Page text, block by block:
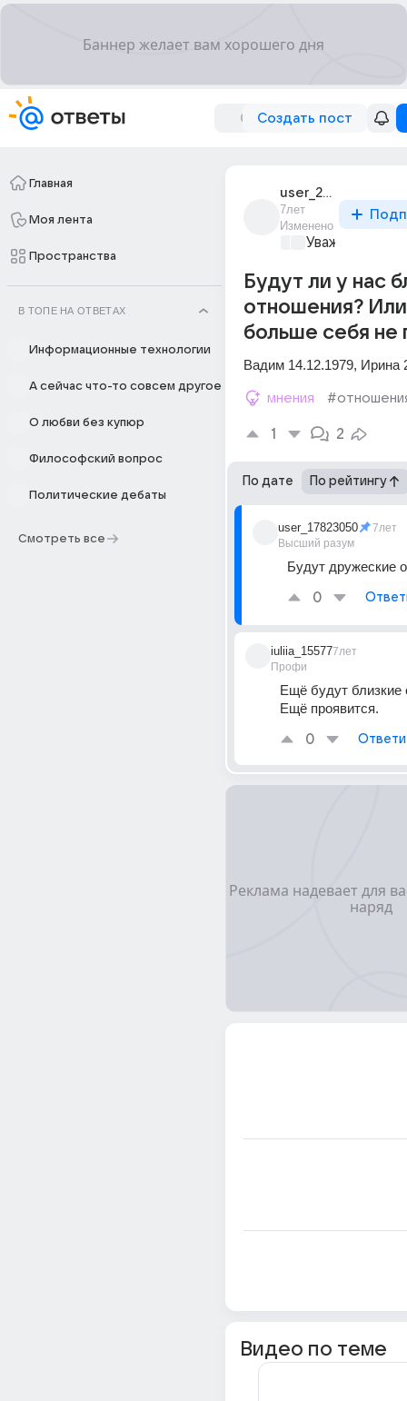
Создать пост
Главная
Моя лента
Пространства
В ТОПЕ НА ОТВЕТАХ
Информационные технологии
А сейчас что-то совсем другое
О любви без купюр
Философский вопрос
Политические дебаты
Смотреть все
user_254649653
7лет
Изменено
Уважаемый
Будут ли у нас
отношения?
больше себя не
Вадим 14.12.1979, Ирина
мнения
1 2
По дате По рейтингу
user_17823050
Высший разум
7лет
Будут дружеские
0
iuliia_15577
Профи
7лет
Ещё будут близкие
Ещё проявится.
0
Видео по теме